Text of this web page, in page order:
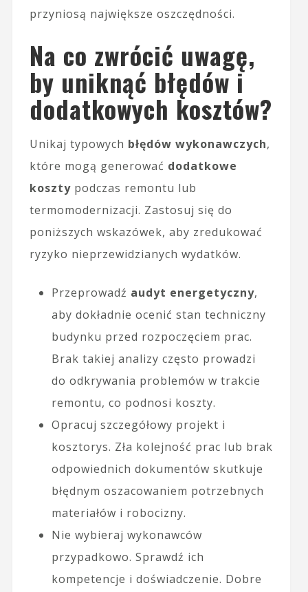
przyniosą największe oszczędności.
Na co zwrócić uwagę,
by uniknąć błędów i
dodatkowych kosztów?
Unikaj typowych błędów wykonawczych,
które mogą generować dodatkowe
kosztypodczas remontu lub
termomodernizacji. Zastosuj się do
poniższych wskazówek, aby zredukować
ryzyko nieprzewidzianych wydatków.
Przeprowadź audyt energetyczny,
aby dokładnie ocenić stan techniczny
budynku przed rozpoczęciem prac.
Brak takiej analizy często prowadzi
do odkrywania problemów w trakcie
remontu, co podnosi koszty.
Opracuj szczegółowy projekt i
kosztorys. Zła kolejność prac lub brak
odpowiednich dokumentów skutkuje
błędnym oszacowaniem potrzebnych
materiałów i robocizny.
Nie wybieraj wykonawców
przypadkowo. Sprawdź ich
kompetencje i doświadczenie. Dobre